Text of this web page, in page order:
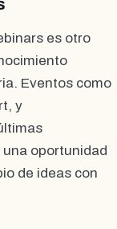
es otro
Eventos como
y
oportunidad
de ideas con